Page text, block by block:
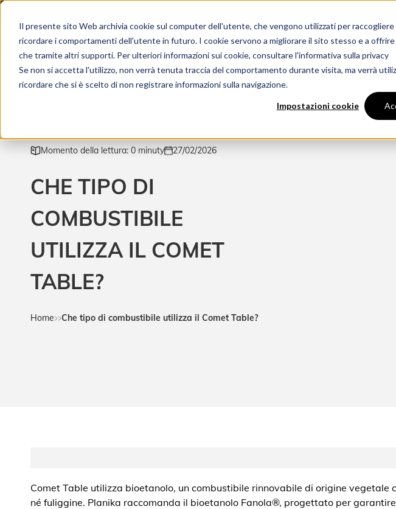
Il presente sito Web archivia cookie sul computer dell'utente, che vengono utilizzati per
ricordare i comportamenti dell'utente in futuro. I cookie servono a migliorare il sito stesso e a offrire
che tramite altri supporti. Per ulteriori informazioni sui cookie, consultare l'informativa sulla privacy
Se non si accetta l'utilizzo, non verrà tenuta traccia del comportamento durante visita, ma verrà
ricordare che si è scelto di non registrare informazioni sulla navigazione.
Impostazioni cookie
Momento della lettura: 0 minuty 27/02/2026
CHE TIPO DI
COMBUSTIBILE
UTILIZZA IL COMET
TABLE?
Home Che tipo di combustibile utilizza il Comet Table?
Comet Table utilizza bioetanolo, un combustibile rinnovabile di origine vegetale
né fuliggine. Planika raccomanda il bioetanolo Fanola®, progettato per